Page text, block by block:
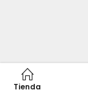
Tienda